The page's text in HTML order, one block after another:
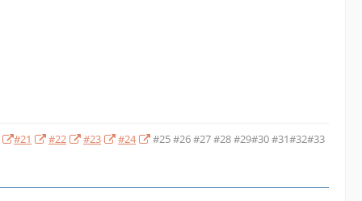
#21 #22 #23 #24 #25#26#27#28#29#30#31#32#33